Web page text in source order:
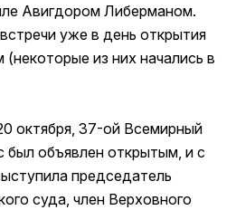
Авигдором Либерманом.
уже в день открытия
из них начались в
октября, 37-ой Всемирный
был объявлен открытым, и с
председатель
суда, член Верховного